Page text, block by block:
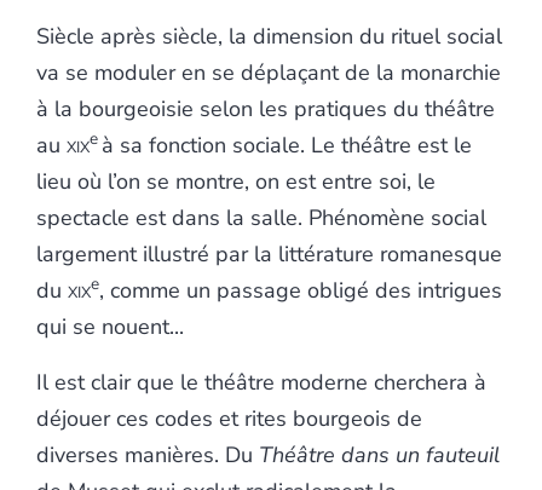
Siècle après siècle, la dimension du rituel social
va se moduler en se déplaçant de la monarchie
à la bourgeoisie selon les pratiques du théâtre
au xixe à sa fonction sociale. Le théâtre est le
lieu où l’on se montre, on est entre soi, le
spectacle est dans la salle. Phénomène social
largement illustré par la littérature romanesque
du xixe, comme un passage obligé des intrigues
qui se nouent...
Il est clair que le théâtre moderne cherchera à
déjouer ces codes et rites bourgeois de
diverses manières. Du Théâtre dans un fauteuil